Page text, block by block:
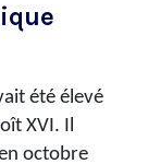
été élevé
XVI. Il
octobre